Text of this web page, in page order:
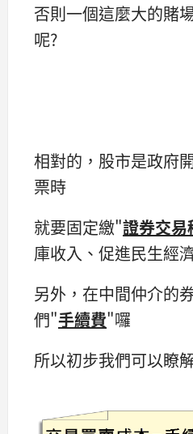
否則一個這麼大的賭
呢?
相對的，股市是政府
票時
就要固定繳"證券交易
庫收入、促進民生經
另外，在中間仲介的
們"手續費"囉
所以初步我們可以瞭